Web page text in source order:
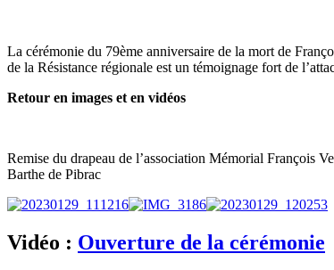
La cérémonie du 79ème anniversaire de la mort de
de la Résistance régionale est un témoignage fort de
Retour en images et en vidéos
Remise du drapeau de l’association Mémorial François
Barthe de Pibrac
Vidéo : Ouverture de la cérémonie